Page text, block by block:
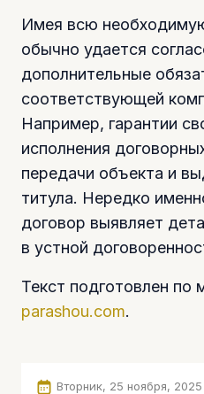
Имея всю
обычно удается
дополнительные
соответствующей
Например, гарантии
исполнения
передачи объекта и
титула. Нередко
договор выявляет
в устной
Текст подготовлен по
parashou.com.
Вторник, 25 ноября,